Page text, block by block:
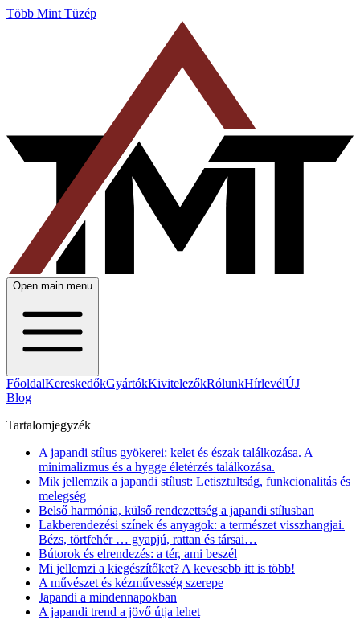
Több Mint Tüzép
Open main menu
FőoldalKereskedőkGyártókKivitelezőkRólunkHírlevélÚJ
Blog
Tartalomjegyzék
A japandi stílus gyökerei: kelet és észak találkozása. A
minimalizmus és a hygge életérzés találkozása.
Mik jellemzik a japandi stílust: Letisztultság, funkcionalitás és
melegség
Belső harmónia, külső rendezettség a japandi stílusban
Lakberendezési színek és anyagok: a természet visszhangjai.
Bézs, törtfehér … gyapjú, rattan és társai…
Bútorok és elrendezés: a tér, ami beszél
Mi jellemzi a kiegészítőket? A kevesebb itt is több!
A művészet és kézművesség szerepe
Japandi a mindennapokban
A japandi trend a jövő útja lehet